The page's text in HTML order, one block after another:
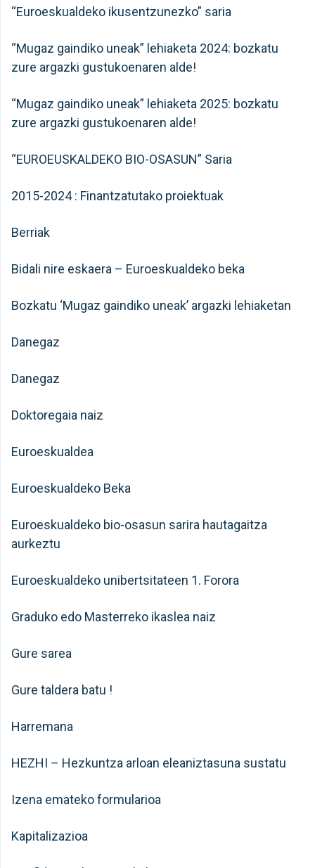
“Euroeskualdeko ikusentzunezko” saria
“Mugaz gaindiko uneak” lehiaketa 2024: bozkatu
zure argazki gustukoenaren alde!
“Mugaz gaindiko uneak” lehiaketa 2025: bozkatu
zure argazki gustukoenaren alde!
“EUROEUSKALDEKO BIO-OSASUN” Saria
2015-2024 : Finantzatutako proiektuak
Berriak
Bidali nire eskaera – Euroeskualdeko beka
Bozkatu ‘Mugaz gaindiko uneak’ argazki lehiaketan
Danegaz
Danegaz
Doktoregaia naiz
Euroeskualdea
Euroeskualdeko Beka
Euroeskualdeko bio-osasun sarira hautagaitza
aurkeztu
Euroeskualdeko unibertsitateen 1. Forora
Graduko edo Masterreko ikaslea naiz
Gure sarea
Gure taldera batu !
Harremana
HEZHI – Hezkuntza arloan eleaniztasuna sustatu
Izena emateko formularioa
Kapitalizazioa